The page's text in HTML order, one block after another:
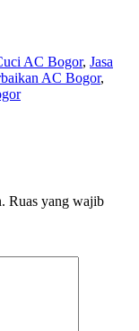
AC Bogor, Jasa
AC Bogor,
Ruas yang wajib